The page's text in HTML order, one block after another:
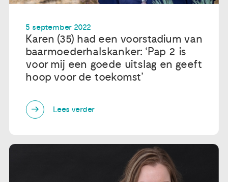
5 september 2022
Karen (35) had een voorstadium van
baarmoederhalskanker: ‘Pap 2 is
voor mij een goede uitslag en geeft
hoop voor de toekomst’
Lees verder